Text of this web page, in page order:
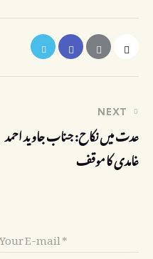
NEXT
عدت میں نکاح: جناب جاوید احمد
غامدی کا موقف